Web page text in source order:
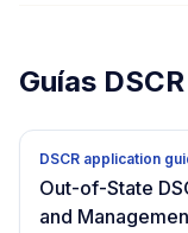
Guías
DSCR application
Out-of-State
and